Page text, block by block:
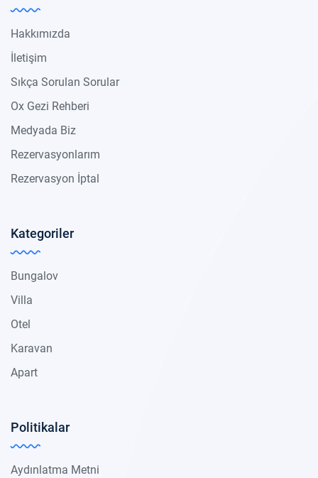
Hakkımızda
İletişim
Sıkça Sorulan Sorular
Ox Gezi Rehberi
Medyada Biz
Rezervasyonlarım
Rezervasyon İptal
Kategoriler
Bungalov
Villa
Otel
Karavan
Apart
Politikalar
Aydınlatma Metni